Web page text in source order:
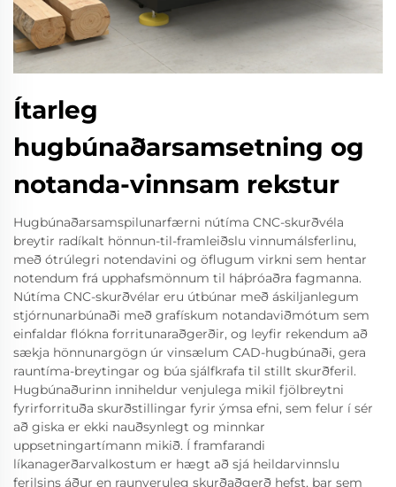
Ítarleg
hugbúnaðarsamsetning og
notanda-vinnsam rekstur
Hugbúnaðarsamspilunarfærni nútíma CNC-skurðvéla
breytir radíkalt hönnun-til-framleiðslu vinnumálsferlinu,
með ótrúlegri notendavini og öflugum virkni sem hentar
notendum frá upphafsmönnum til háþróaðra fagmanna.
Nútíma CNC-skurðvélar eru útbúnar með áskiljanlegum
stjórnunarbúnaði með grafískum notandaviðmótum sem
einfaldar flókna forritunaraðgerðir, og leyfir rekendum að
sækja hönnunargögn úr vinsælum CAD-hugbúnaði, gera
rauntíma-breytingar og búa sjálfkrafa til stillt skurðferil.
Hugbúnaðurinn inniheldur venjulega mikil fjölbreytni
fyrirforrituða skurðstillingar fyrir ýmsa efni, sem felur í sér
að giska er ekki nauðsynlegt og minnkar
uppsetningartímann mikið. Í framfarandi
líkanagerðarvalkostum er hægt að sjá heildarvinnslu
ferilsins áður en raunveruleg skurðaðgerð hefst, þar sem